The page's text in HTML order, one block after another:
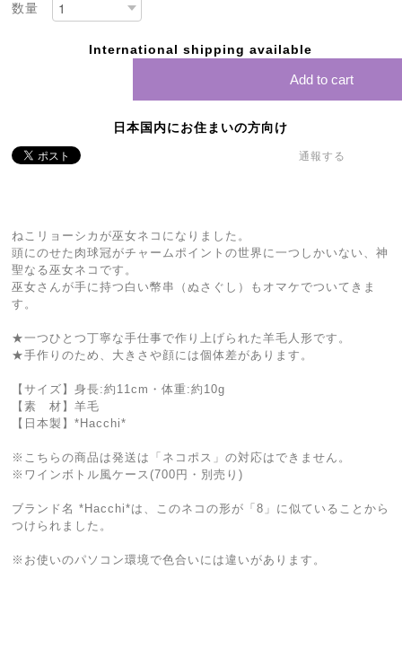
数量
International shipping available
Add to cart
日本国内にお住まいの方向け
通報する
ねこリョーシカが巫女ネコになりました。
頭にのせた肉球冠がチャームポイントの世界に一つしかいない、神
聖なる巫女ネコです。
巫女さんが手に持つ白い幣串（ぬさぐし）もオマケでついてきま
す。
★一つひとつ丁寧な手仕事で作り上げられた羊毛人形です。
★手作りのため、大きさや顔には個体差があります。
【サイズ】身長:約11cm・体重:約10g
【素 材】羊毛
【日本製】*Hacchi*
※こちらの商品は発送は「ネコポス」の対応はできません。
※ワインボトル風ケース(700円・別売り)
ブランド名 *Hacchi*は、このネコの形が「8」に似ていることから
つけられました。
※お使いのパソコン環境で色合いには違いがあります。